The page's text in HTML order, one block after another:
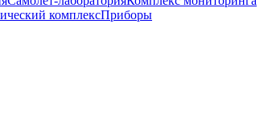
комплексПриборы